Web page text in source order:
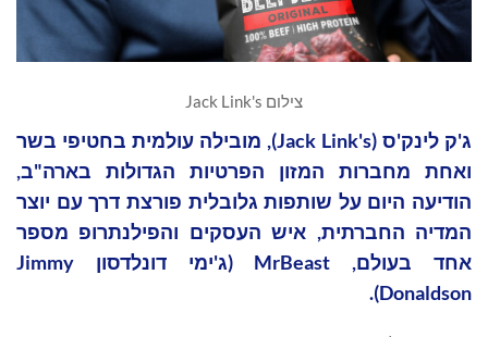
צילום Jack Link's
ג'ק לינק'ס (Jack Link's), מובילה עולמית בחטיפי בשר
ואחת מחברות המזון הפרטיות הגדולות בארה"ב,
הודיעה היום על שותפות גלובלית פורצת דרך עם יוצר
המדיה החברתית, איש העסקים והפילנתרופ מספר
אחד בעולם, MrBeast (ג'ימי דונלדסון Jimmy
Donaldson).